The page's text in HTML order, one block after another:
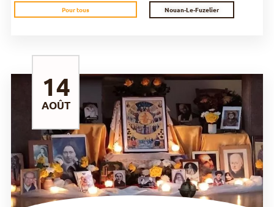
Pour tous Nouan-Le-Fuzelier
AOÛT
DÉCOUVRIR
14